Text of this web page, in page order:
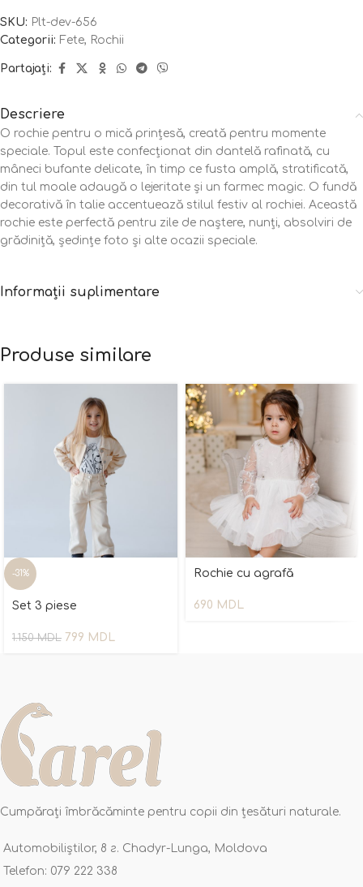
SKU: Plt-dev-656
Categorii: Fete, Rochii
Partajați:
Descriere
O rochie pentru o mică prințesă, creată pentru momente
speciale. Topul este confecționat din dantelă rafinată, cu
mâneci bufante delicate, în timp ce fusta amplă, stratificată,
din tul moale adaugă o lejeritate și un farmec magic. O fundă
decorativă în talie accentuează stilul festiv al rochiei. Această
rochie este perfectă pentru zile de naștere, nunți, absolviri de
grădiniță, ședințe foto și alte ocazii speciale.
Informații suplimentare
Produse similare
-31%
Set 3 piese
1.150MDL 799 MDL
Rochie cu agrafă
690 MDL
Cumpărați îmbrăcăminte pentru copii din țesături naturale.
Automobiliștilor, 8 г. Chadyr-Lunga, Moldova
Telefon: 079 222 338